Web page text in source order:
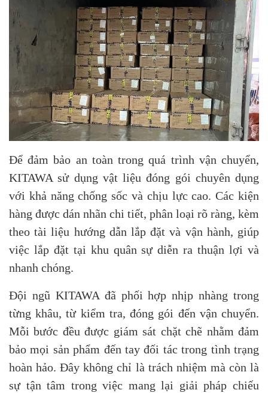
Để đảm bảo an toàn trong quá trình vận chuyển,
KITAWA sử dụng vật liệu đóng gói chuyên dụng
với khả năng chống sốc và chịu lực cao. Các kiện
hàng được dán nhãn chi tiết, phân loại rõ ràng, kèm
theo tài liệu hướng dẫn lắp đặt và vận hành, giúp
việc lắp đặt tại khu quân sự diễn ra thuận lợi và
nhanh chóng.
Đội ngũ KITAWA đã phối hợp nhịp nhàng trong
từng khâu, từ kiểm tra, đóng gói đến vận chuyển.
Mỗi bước đều được giám sát chặt chẽ nhằm đảm
bảo mọi sản phẩm đến tay đối tác trong tình trạng
hoàn hảo. Đây không chỉ là trách nhiệm mà còn là
sự tận tâm trong việc mang lại giải pháp chiếu